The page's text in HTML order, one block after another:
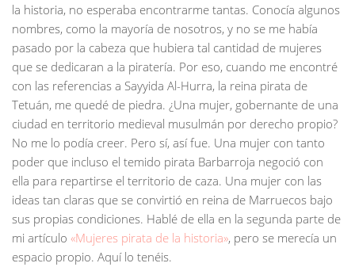
la historia, no esperaba encontrarme tantas. Conocía algunos
nombres, como la mayoría de nosotros, y no se me había
pasado por la cabeza que hubiera tal cantidad de mujeres
que se dedicaran a la piratería. Por eso, cuando me encontré
con las referencias a Sayyida Al-Hurra, la reina pirata de
Tetuán, me quedé de piedra. ¿Una mujer, gobernante de una
ciudad en territorio medieval musulmán por derecho propio?
No me lo podía creer. Pero sí, así fue. Una mujer con tanto
poder que incluso el temido pirata Barbarroja negoció con
ella para repartirse el territorio de caza. Una mujer con las
ideas tan claras que se convirtió en reina de Marruecos bajo
sus propias condiciones. Hablé de ella en la segunda parte de
mi artículo «Mujeres pirata de la historia», pero se merecía un
espacio propio. Aquí lo tenéis.